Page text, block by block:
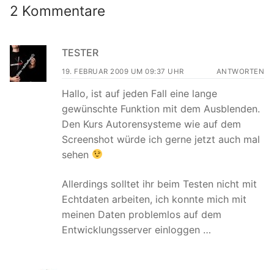
2 Kommentare
TESTER
19. FEBRUAR 2009 UM 09:37 UHR ANTWORTEN
Hallo, ist auf jeden Fall eine lange
gewünschte Funktion mit dem Ausblenden.
Den Kurs Autorensysteme wie auf dem
Screenshot würde ich gerne jetzt auch mal
sehen
Allerdings solltet ihr beim Testen nicht mit
Echtdaten arbeiten, ich konnte mich mit
meinen Daten problemlos auf dem
Entwicklungsserver einloggen …